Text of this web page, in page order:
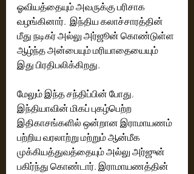
ஓவியத்தையும் அவருக்கு பரிசாக
வழங்கினார்.  இந்திய கலாச்சாரத்தின்
மீது நடிகர் அல்லு அர்ஜூன் கொண்டுள்ள
ஆழ்ந்த அன்பையும் மரியாதையையும்
இது பிரதிபலிக்கிறது.
மேலும் இந்த சந்திப்பின் போது,
இந்தியாவின் மிகப் புகழ்பெற்ற
இதிகாசங்களில் ஒன்றான இராமாயணம்
பற்றிய வரலாற்று மற்றும் ஆன்மீக
முக்கியத்துவத்தையும் அல்லு அர்ஜுன்
பகிர்ந்து கொண்டார். இராமாயணத்தின்